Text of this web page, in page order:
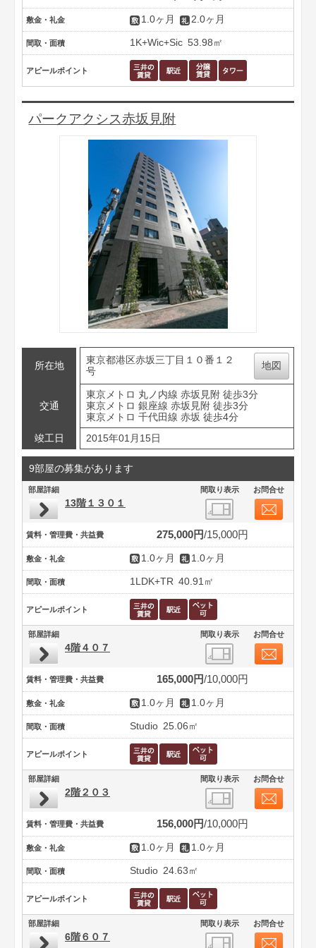
敷金・礼金 1.0ヶ月 2.0ヶ月
間取・面積 1K+Wic+Sic 53.98㎡
アピールポイント
パークアクシス赤坂見附
所在地
東京都港区赤坂三丁目１０番１２
号
地図
交通
東京メトロ 丸ノ内線 赤坂見附 徒歩3分
東京メトロ 銀座線 赤坂見附 徒歩3分
東京メトロ 千代田線 赤坂 徒歩4分
竣工日
2015年01月15日
9部屋の募集があります
部屋詳細 間取り表示 お問合せ
13階１３０１
賃料・管理費・共益費 275,000円 15,000円
敷金・礼金 1.0ヶ月 1.0ヶ月
間取・面積 1LDK+TR 40.91㎡
アピールポイント
部屋詳細 間取り表示 お問合せ
4階４０７
賃料・管理費・共益費 165,000円 10,000円
敷金・礼金 1.0ヶ月 1.0ヶ月
間取・面積 Studio 25.06㎡
アピールポイント
部屋詳細 間取り表示 お問合せ
2階２０３
賃料・管理費・共益費 156,000円 10,000円
敷金・礼金 1.0ヶ月 1.0ヶ月
間取・面積 Studio 24.63㎡
アピールポイント
部屋詳細 間取り表示 お問合せ
6階６０７